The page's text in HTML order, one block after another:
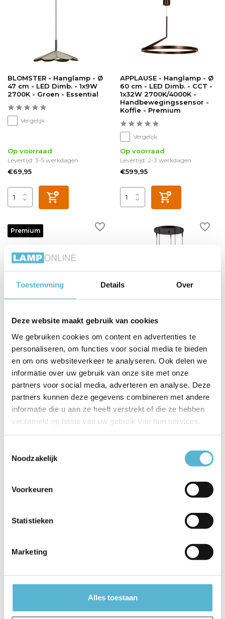
Toestemming Details Over
Deze website maakt gebruik van cookies
We gebruiken cookies om content en advertenties te
personaliseren, om functies voor social media te bieden
en om ons websiteverkeer te analyseren. Ook delen we
informatie over uw gebruik van onze site met onze
partners voor social media, adverteren en analyse. Deze
partners kunnen deze gegevens combineren met andere
informatie die u aan ze heeft verstrekt of die ze hebben
verzameld op basis van uw gebruik van hun services.
Noodzakelijk
Voorkeuren
Statistieken
Marketing
Alles toestaan
BLOMSTER - Hanglamp - Ø
47 cm - LED Dimb. - 1x9W
2700K - Groen - Essential
Vergelijk
Op voorraad
Levertijd: 3-5 werkdagen
€69,95
APPLAUSE - Hanglamp - Ø
60 cm - LED Dimb. - CCT -
1x32W 2700K/4000K -
Handbewegingssensor -
Koffie - Premium
Vergelijk
Op voorraad
Levertijd: 2-3 werkdagen
€599,95
Premium
JOAKIM - Hanglamp - LED
2700K/4000K - Met
vervangbare LED-module -
Koffie - Premium
Vergelijk
Op voorraad
Levertijd: 2-3 werkdagen
Hanglamp Talana 5 lichts
Op voorraad
Op bestelling gemaakt: 3 tot 4
weken
€555,00
cm antiek brons
Op voorraad
50 cm mat goud
Vergelijk
Op voorraad